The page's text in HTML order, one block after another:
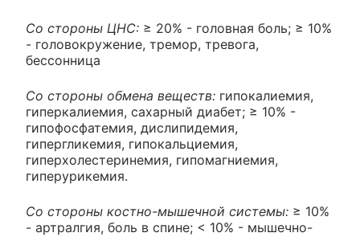
Со стороны ЦНС: ≥ 20% - головная боль; ≥ 10%
- головокружение, тремор, тревога,
бессонница
Со стороны обмена веществ: гипокалиемия,
гиперкалиемия, сахарный диабет; ≥ 10% -
гипофосфатемия, дислипидемия,
гипергликемия, гипокальциемия,
гиперхолестеринемия, гипомагниемия,
гиперурикемия.
Со стороны костно-мышечной системы: ≥ 10%
- артралгия, боль в спине; < 10% - мышечно-